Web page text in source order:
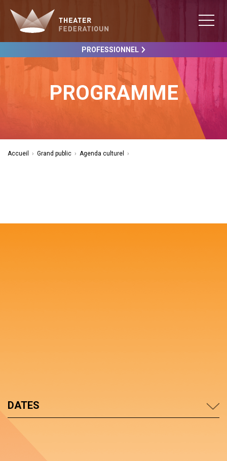
PROFESSIONNEL
PROGRAMME
Accueil › Grand public › Agenda culturel ›
DATES